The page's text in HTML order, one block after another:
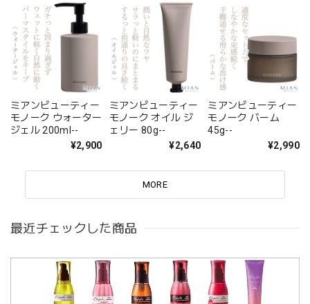
ミアンビューティー
モノーク ウォーター
ジェル 200ml--
¥2,900
ミアンビューティー
モノーク オイル ジ
ェリー 80g--
¥2,640
ミアンビューティー
モノーク バーム
45g--
¥2,990
MORE
最近チェックした商品